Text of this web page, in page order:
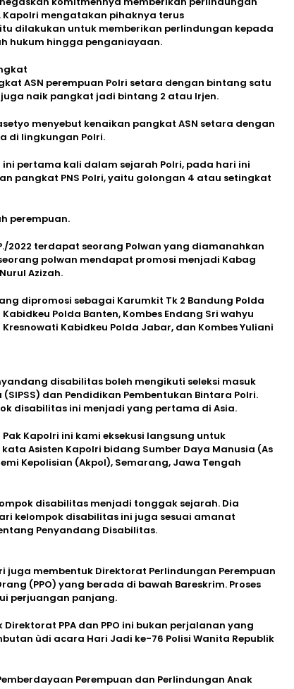
mengatakan pihaknya terus
dilakukan untuk memberikan perlindungan kepada
hukum hingga penganiayaan.
ASN perempuan Polri setara dengan bintang satu
naik pangkat jadi bintang 2 atau Irjen.
menyebut kenaikan pangkat ASN setara dengan
di lingkungan Polri.
pertama kali dalam sejarah Polri, pada hari ini
pangkat PNS Polri, yaitu golongan 4 atau setingkat
perempuan.
2022 terdapat seorang Polwan yang diamanahkan
polwan mendapat promosi menjadi Kabag
Azizah.
dipromosi sebagai Karumkit Tk 2 Bandung Polda
Polda Banten, Kombes Endang Sri wahyu
Kabidkeu Polda Jabar, dan Kombes Yuliani
disabilitas boleh mengikuti seleksi masuk
dan Pendidikan Pembentukan Bintara Polri.
disabilitas ini menjadi yang pertama di Asia.
Kapolri ini kami eksekusi langsung untuk
Asisten Kapolri bidang Sumber Daya Manusia (As
Kepolisian (Akpol), Semarang, Jawa Tengah
disabilitas menjadi tonggak sejarah. Dia
kelompok disabilitas ini juga sesuai amanat
Penyandang Disabilitas.
juga membentuk Direktorat Perlindungan Perempuan
(PPO) yang berada di bawah Bareskrim. Proses
perjuangan panjang.
PPA dan PPO ini bukan perjalanan yang
ùdi acara Hari Jadi ke-76 Polisi Wanita Republik
Perempuan dan Perlindungan Anak